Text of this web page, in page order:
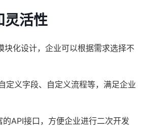
灵活性
块化设计，企业可以根据需求选择不
定义字段、自定义流程等，满足企业
的API接口，方便企业进行二次开发